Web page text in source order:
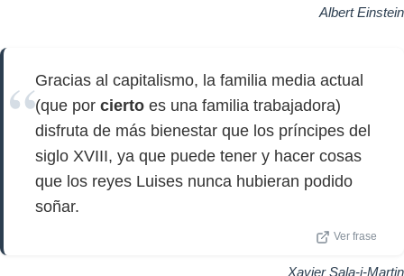
Albert Einstein
Gracias al capitalismo, la familia media actual
(que por cierto es una familia trabajadora)
disfruta de más bienestar que los príncipes del
siglo XVIII, ya que puede tener y hacer cosas
que los reyes Luises nunca hubieran podido
soñar.
Ver frase
Xavier Sala-i-Martin